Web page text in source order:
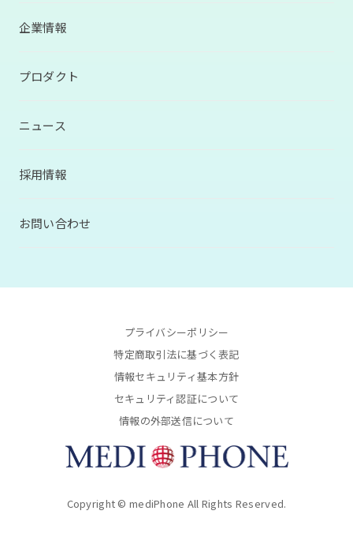
企業情報
プロダクト
ニュース
採用情報
お問い合わせ
プライバシーポリシー
特定商取引法に基づく表記
情報セキュリティ基本方針
セキュリティ認証について
情報の外部送信について
Copyright © mediPhone All Rights Reserved.